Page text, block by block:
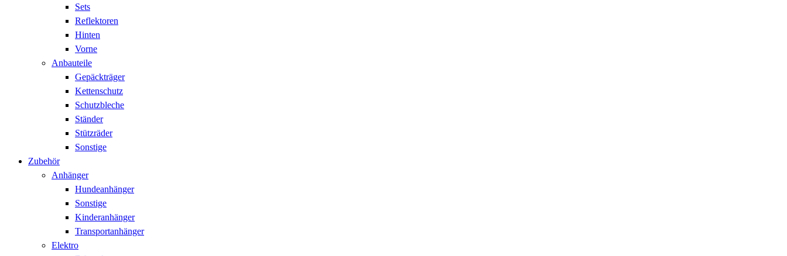
Sets
Reflektoren
Hinten
Vorne
Anbauteile
Gepäckträger
Kettenschutz
Schutzbleche
Ständer
Stützräder
Sonstige
Zubehör
Anhänger
Hundeanhänger
Sonstige
Kinderanhänger
Transportanhänger
Elektro